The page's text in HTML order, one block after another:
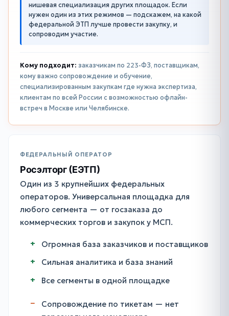
нишевая специализация других площадок. Если
нужен один из этих режимов — подскажем, на какой
федеральной ЭТП лучше провести закупку, и
сопроводим участие.
Кому подходит: заказчикам по 223-ФЗ, поставщикам,
кому важно сопровождение и обучение,
специализированным закупкам где нужна экспертиза,
клиентам по всей России с возможностью офлайн-
встреч в Москве или Челябинске.
ФЕДЕРАЛЬНЫЙ ОПЕРАТОР
Росэлторг (ЕЭТП)
Один из 3 крупнейших федеральных
операторов. Универсальная площадка для
любого сегмента — от госзаказа до
коммерческих торгов и закупок у МСП.
Огромная база заказчиков и поставщиков
Сильная аналитика и база знаний
Все сегменты в одной площадке
Сопровождение по тикетам — нет